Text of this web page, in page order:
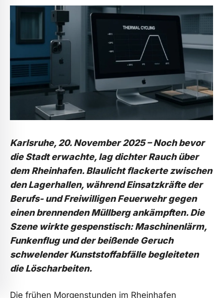
Karlsruhe, 20. November 2025 –Noch bevor
die Stadt erwachte, lag dichter Rauch über
dem Rheinhafen. Blaulicht flackerte zwischen
den Lagerhallen, während Einsatzkräfte der
Berufs- und Freiwilligen Feuerwehr gegen
einen brennenden Müllberg ankämpften. Die
Szene wirkte gespenstisch: Maschinenlärm,
Funkenflug und der beißende Geruch
schwelender Kunststoffabfälle begleiteten
die Löscharbeiten.
Die frühen Morgenstunden im Rheinhafen